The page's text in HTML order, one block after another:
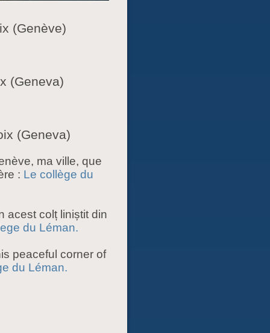
(Genève)
(Geneva)
(Geneva)
ma ville, que
: Le collège du
acest colț liniștit din
du Léman.
peaceful corner of
du Léman.